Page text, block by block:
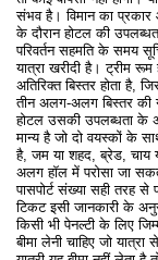
संभव है। विमान का
के दौरान होटल की
परिवर्तन सहमति के समय
यात्रा खरीदी है। ट्रीम
अतिरिक्त बिस्तर होता है,
तीन अलग-अलग बिस्तर की
होटल उसकी उपलब्धता के
मान्य है जो दो वयस्कों के
है, जम या शहद, ब्रेड, चाय
अलग हॉल में परोसा जा
पासपोर्ट संख्या सही तरह से
टिकट इसी जानकारी के
किसी भी पेनल्टी के लिए
बीमा लेनी चाहिए जो